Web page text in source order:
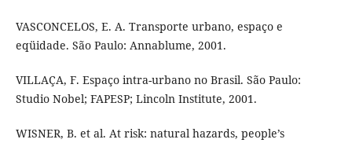
VASCONCELOS, E. A. Transporte urbano, espaço e
eqüidade. São Paulo: Annablume, 2001.
VILLAÇA, F. Espaço intra-urbano no Brasil. São Paulo:
Studio Nobel; FAPESP; Lincoln Institute, 2001.
WISNER, B. et al. At risk: natural hazards, people’s